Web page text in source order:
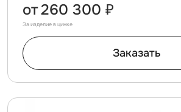
от260 300 ₽
За изделие в цинке
Заказать